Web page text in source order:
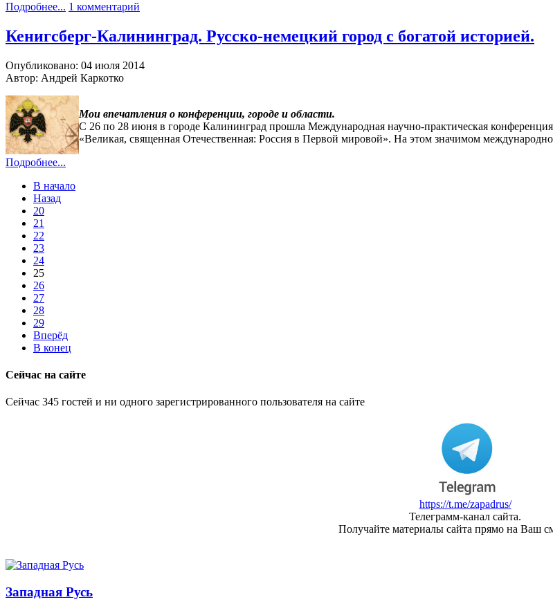
Подробнее... 1 комментарий
Кенигсберг-Калининград. Русско-немецкий город с богатой историей.
Опубликовано: 04 июля 2014
Автор: Андрей Каркотко
Мои впечатления о конференции, городе и области.
С 26 по 28 июня в городе Калининград прошла Международная научно-практическая
«Великая, священная Отечественная: Россия в Первой мировой». На этом значимом
Подробнее...
В начало
Назад
20
21
22
23
24
25
26
27
28
29
Вперёд
В конец
Сейчас на сайте
Сейчас 345 гостей и ни одного зарегистрированного пользователя на сайте
https://t.me/zapadrus/
Телеграмм-канал сайта.
Получайте материалы сайта прямо на Ваш
Западная Русь